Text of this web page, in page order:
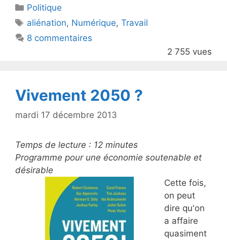
er e
b
o
Catégories
Politique
Étiquettes
aliénation, Numérique,Travail
8 commentaires
2 755 vues
Vivement 2050 ?
mardi 17 décembre 2013
Temps de lecture : 12 minutes
Programme pour une économie soutenable et
désirable
Cette fois,
on peut
dire qu'on
a affaire
quasiment